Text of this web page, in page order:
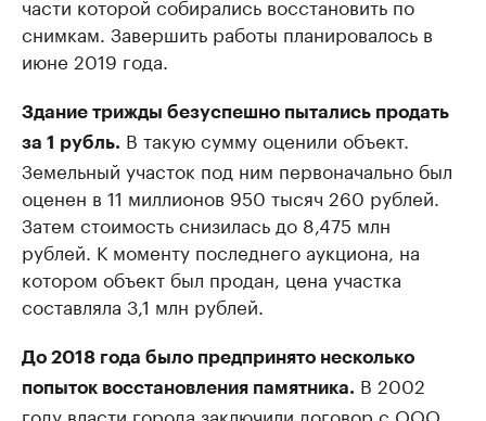
части которой собирались восстановить по
снимкам. Завершить работы планировалось в
июне 2019 года.
Здание трижды безуспешно пытались продать
за 1 рубль. В такую сумму оценили объект.
Земельный участок под ним первоначально был
оценен в 11 миллионов 950 тысяч 260 рублей.
Затем стоимость снизилась до 8,475 млн
рублей. К моменту последнего аукциона, на
котором объект был продан, цена участка
составляла 3,1 млн рублей.
До 2018 года было предпринято несколько
попыток восстановления памятника. В 2002
году власти города заключили договор с ООО